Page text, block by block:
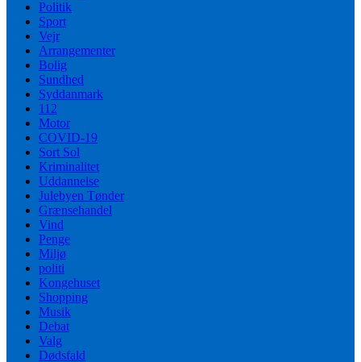
Politik
Sport
Vejr
Arrangementer
Bolig
Sundhed
Syddanmark
112
Motor
COVID-19
Sort Sol
Kriminalitet
Uddannelse
Julebyen Tønder
Grænsehandel
Vind
Penge
Miljø
politi
Kongehuset
Shopping
Musik
Debat
Valg
Dødsfald